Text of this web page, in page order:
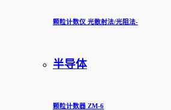
颗粒计数仪 光散射法/光阻法-
半导体
颗粒计数器 ZM-6